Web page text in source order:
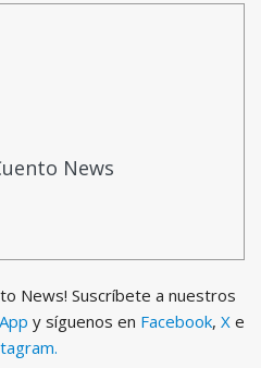
News
News! Suscríbete a nuestros
y síguenos en Facebook, X e